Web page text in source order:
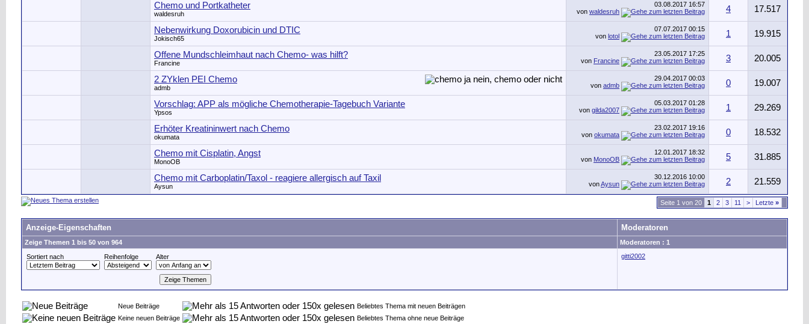
Chemo und Portkatheter
waldesruh
03.08.2017 16:57
von waldesruh 4 17.517
Nebenwirkung Doxorubicin und DTIC
Jokisch65
07.07.2017 00:15
von lotol 1 19.915
Offene Mundschleimhaut nach Chemo- was hilft?
Francine
23.05.2017 17:25
von Francine 3 20.005
2 ZYklen PEI Chemo
admb
29.04.2017 00:03
von admb 0 19.007
Vorschlag: APP als mögliche Chemotherapie-Tagebuch Variante
Ypsos
05.03.2017 01:28
von gilda2007 1 29.269
Erhöter Kreatininwert nach Chemo
okumata
23.02.2017 19:16
von okumata 0 18.532
Chemo mit Cisplatin, Angst
MonoOB
12.01.2017 18:32
von MonoOB 5 31.885
Chemo mit Carboplatin/Taxol - reagiere allergisch auf Taxil
Aysun
30.12.2016 10:00
vonAysun 2 21.559
Seite 1 von 20 1 2 3 11 > Letzte »
Anzeige-Eigenschaften Moderatoren
Zeige Themen 1 bis 50 von 964
Moderatoren : 1
Sortiert nach
Reihenfolge Alter gitti2002
Neue Beiträge
Beliebtes Thema mit neuen Beiträgen
Keine neuen Beiträge
Beliebtes Thema ohne neue Beiträge